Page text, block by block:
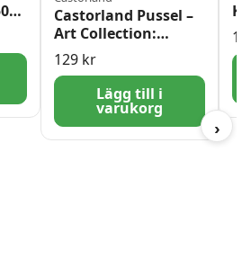
Castorland Pussel –
Art Collection:
Morgon vid Havet
500 bitar
129 kr
Lägg till i
varukorg
›